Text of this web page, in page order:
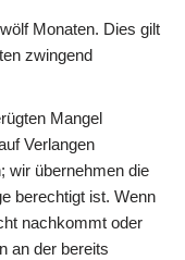
Monaten. Dies gilt
zwingend
Mangel
Verlangen
wir übernehmen die
berechtigt ist. Wenn
nachkommt oder
an der bereits